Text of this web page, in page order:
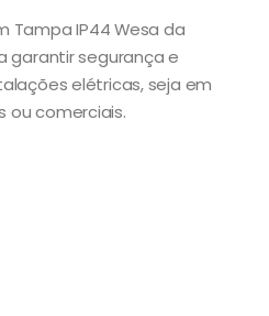
Tampa IP44 Wesa da
garantir segurança e
elétricas, seja em
ou comerciais.